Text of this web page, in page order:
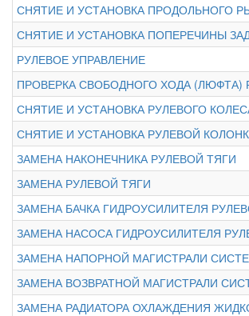
СНЯТИЕ И УСТАНОВКА ПРОДОЛЬНОГО
СНЯТИЕ И УСТАНОВКА ПОПЕРЕЧИНЫ
РУЛЕВОЕ УПРАВЛЕНИЕ
ПРОВЕРКА СВОБОДНОГО ХОДА (ЛЮФТА)
СНЯТИЕ И УСТАНОВКА РУЛЕВОГО
СНЯТИЕ И УСТАНОВКА РУЛЕВОЙ
ЗАМЕНА НАКОНЕЧНИКА РУЛЕВОЙ ТЯГИ
ЗАМЕНА РУЛЕВОЙ ТЯГИ
ЗАМЕНА БАЧКА ГИДРОУСИЛИТЕЛЯ
ЗАМЕНА НАСОСА ГИДРОУСИЛИТЕЛЯ
ЗАМЕНА НАПОРНОЙ МАГИСТРАЛИ
ЗАМЕНА ВОЗВРАТНОЙ МАГИСТРАЛИ
ЗАМЕНА РАДИАТОРА ОХЛАЖДЕНИЯ